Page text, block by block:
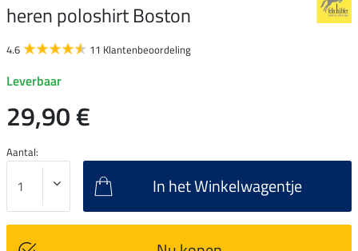
heren poloshirt Boston
4.6 11 Klantenbeoordeling
Leverbaar
29,90 €
Aantal:
In het Winkelwagentje